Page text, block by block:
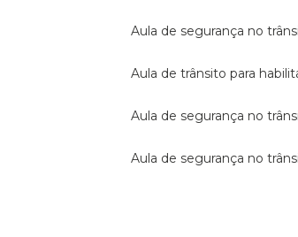
aula de segurança no
aula de trânsito para
aula de segurança no
aula de segurança no